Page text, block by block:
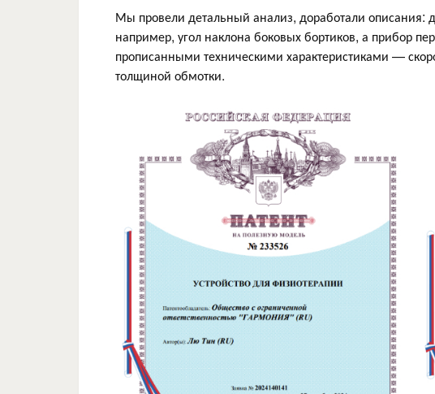
Мы провели детальный анализ, доработали описания:
например, угол наклона боковых бортиков, а прибор
прописанными техническими характеристиками —
толщиной обмотки.